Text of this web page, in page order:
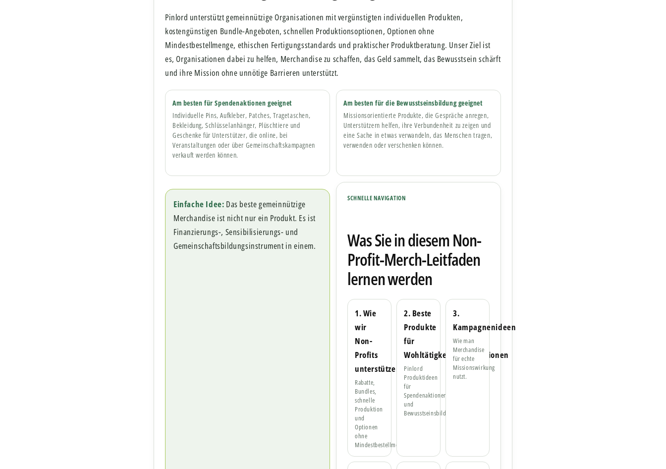
Pinlord unterstützt gemeinnützige Organisationen mit vergünstigten individuellen Produkten,
kostengünstigen Bundle-Angeboten, schnellen Produktionsoptionen, Optionen ohne
Mindestbestellmenge, ethischen Fertigungsstandards und praktischer Produktberatung. Unser Ziel ist
es, Organisationen dabei zu helfen, Merchandise zu schaffen, das Geld sammelt, das Bewusstsein schärft
und ihre Mission ohne unnötige Barrieren unterstützt.
Am besten für Spendenaktionen geeignet
Individuelle Pins, Aufkleber, Patches, Tragetaschen,
Bekleidung, Schlüsselanhänger, Plüschtiere und
Geschenke für Unterstützer, die online, bei
Veranstaltungen oder über Gemeinschaftskampagnen
verkauft werden können.
Am besten für die Bewusstseinsbildung geeignet
Missionsorientierte Produkte, die Gespräche anregen,
Unterstützern helfen, ihre Verbundenheit zu zeigen und
eine Sache in etwas verwandeln, das Menschen tragen,
verwenden oder verschenken können.
Einfache Idee: Das beste gemeinnützige
Merchandise ist nicht nur ein Produkt. Es ist
Finanzierungs-, Sensibilisierungs- und
Gemeinschaftsbildungsinstrument in einem.
SCHNELLE NAVIGATION
Was Sie in diesem Non-
Profit-Merch-Leitfaden
lernen werden
1. Wie
wir
Non-
Profits
unterstützen
Rabatte,
Bundles,
schnelle
Produktion
und
Optionen
ohne
Mindestbestellmenge.
2. Beste
Produkte
für
Wohltätigkeitsorganisationen
Pinlord
Produktideen
für
Spendenaktionen
und
Bewusstseinsbildung.
3.
Kampagnenideen
Wie man
Merchandise
für echte
Missionswirkung
nutzt.